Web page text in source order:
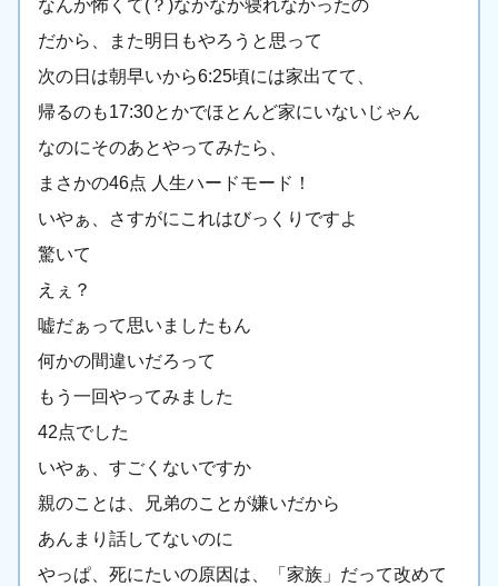
なんか怖くて(？)なかなか寝れなかったの
だから、また明日もやろうと思って
次の日は朝早いから6:25頃には家出てて、
帰るのも17:30とかでほとんど家にいないじゃん
なのにそのあとやってみたら、
まさかの46点 人生ハードモード！
いやぁ、さすがにこれはびっくりですよ
驚いて
えぇ？
嘘だぁって思いましたもん
何かの間違いだろって
もう一回やってみました
42点でした
いやぁ、すごくないですか
親のことは、兄弟のことが嫌いだから
あんまり話してないのに
やっぱ、死にたいの原因は、「家族」だって改めて